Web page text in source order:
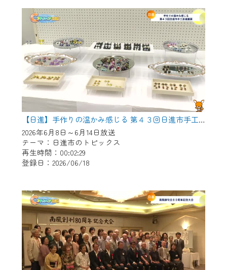
【日進】手作りの温かみ感じる 第４３回日進市手工芸連盟展
2026年6月8日～6月14日放送
テーマ：日進市のトピックス
再生時間：00:02:29
登録日：2026/06/18